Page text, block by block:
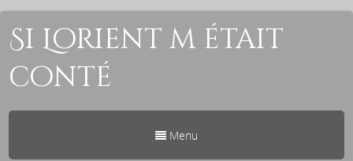
Si Lorient m était
conté
Menu